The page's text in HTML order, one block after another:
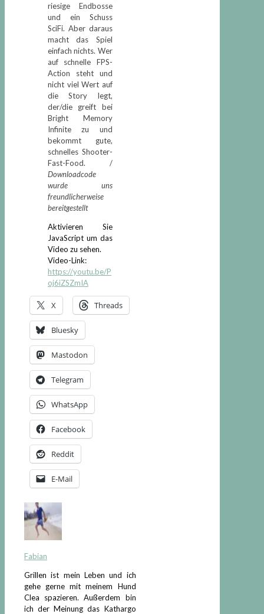
riesige Endbosse
und ein Schuss
SciFi. Aber daraus
macht das Spiel
einfach nichts. Wer
auf schnelle FPS-
Action steht und
nicht viel Wert auf
die Story legt,
der/die greift bei
Bright Memory
Infinite zu und
bekommt gute,
schnelles Shooter-
Fast-Food. /
Downloadcode
wurde uns
freundlicherweise
bereitgestellt
Aktivieren Sie
JavaScript um das
Video zu sehen.
Video-Link:
https://youtu.be/P
oj6iZSZmIA
X Threads
Bluesky
Mastodon
Telegram
WhatsApp
Facebook
Reddit
E-Mail
Fabian
Grillen ist mein Leben und ich
gehe gerne mit meinem Hund
Clea spazieren. Außerdem bin
ich der Meinung das Kathargo